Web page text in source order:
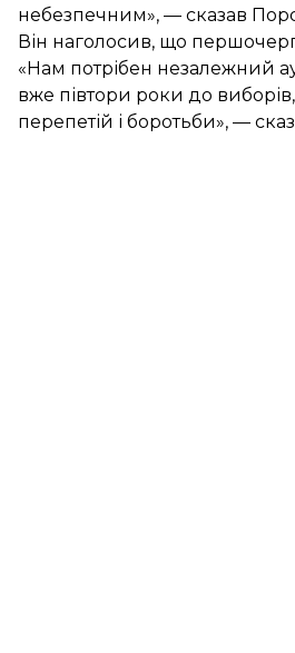
небезпечним», — сказав
Він наголосив, що
«Нам потрібен незалежний
вже півтори роки до
перепетій і боротьби», —